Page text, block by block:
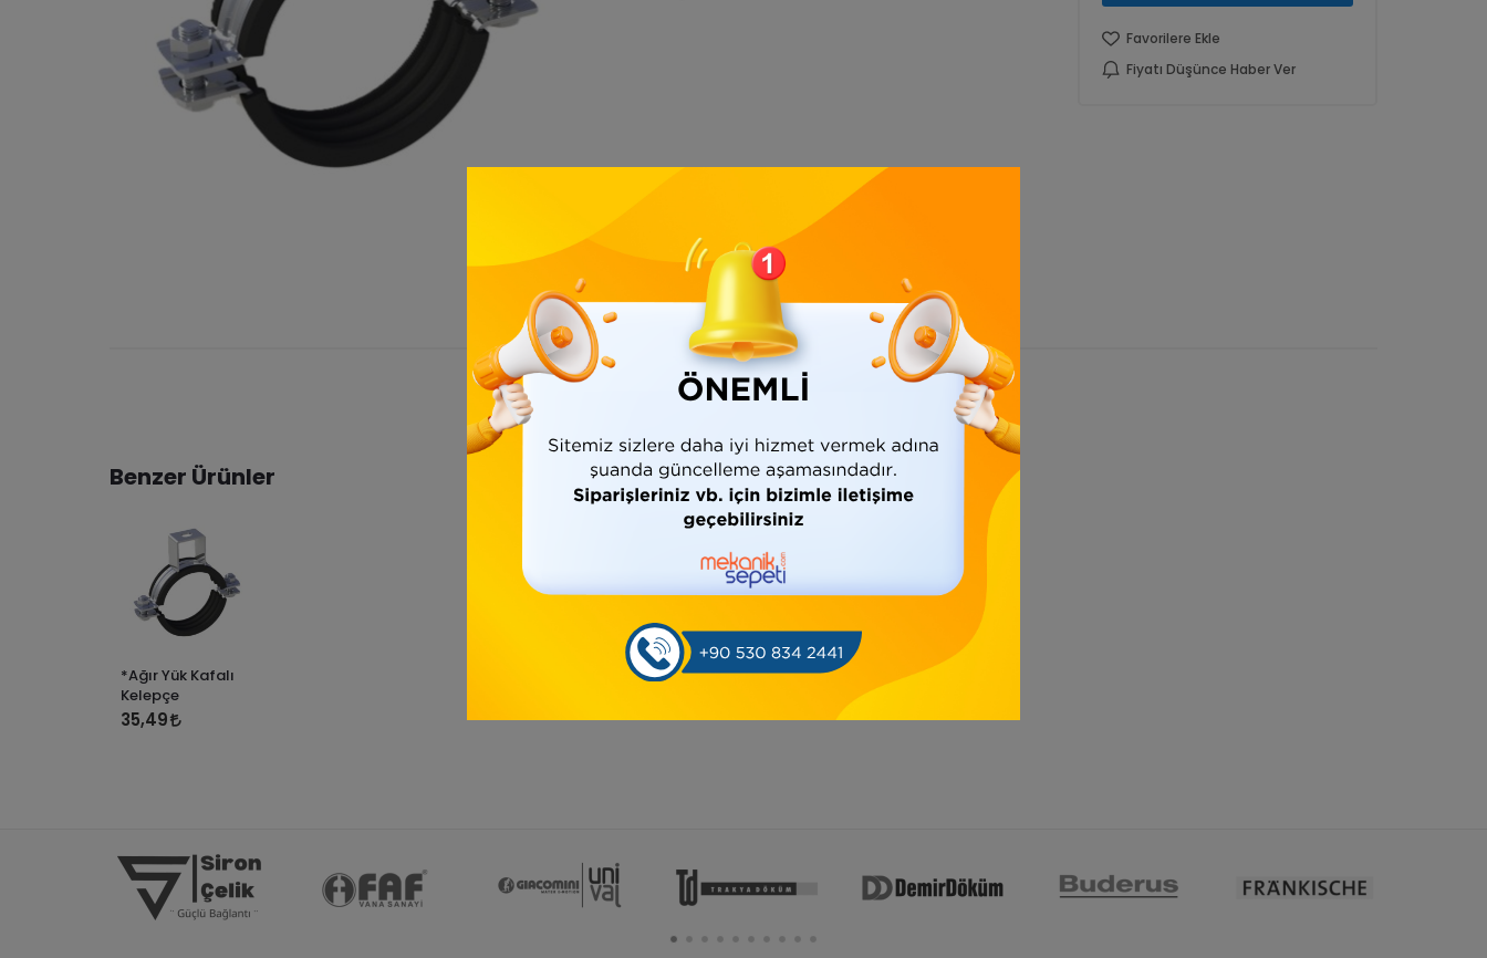
Favorilere Ekle
Fiyatı Düşünce Haber Ver
Ürün Bilgisi Yorumlar (0)
Benzer Ürünler
*Ağır Yük Kafalı
Kelepçe
35,49